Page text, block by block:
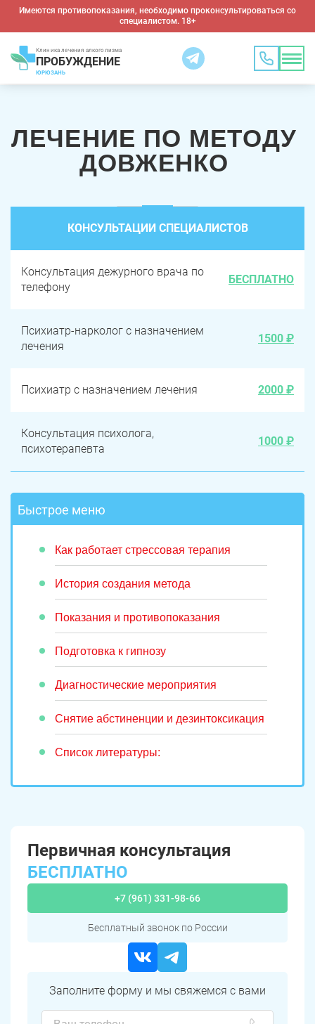
Имеются противопоказания, необходимо проконсультироваться со
специалистом. 18+
Клиника лечения алкоголизма
ПРОБУЖДЕНИЕ
ЮРЮЗАНЬ
ЛЕЧЕНИЕ ПО МЕТОДУ
ДОВЖЕНКО
КОНСУЛЬТАЦИИ СПЕЦИАЛИСТОВ
Консультация дежурного врача по
телефону
БЕСПЛАТНО
Психиатр-нарколог с назначением
лечения
1500 ₽
Психиатр с назначением лечения 2000 ₽
Консультация психолога,
психотерапевта
1000 ₽
Быстрое меню
Как работает стрессовая терапия
История создания метода
Показания и противопоказания
Подготовка к гипнозу
Диагностические мероприятия
Снятие абстиненции и дезинтоксикация
Список литературы:
Первичная консультация
БЕСПЛАТНО
+7 (961) 331-98-66
Бесплатный звонок по России
Заполните форму и мы свяжемся с вами